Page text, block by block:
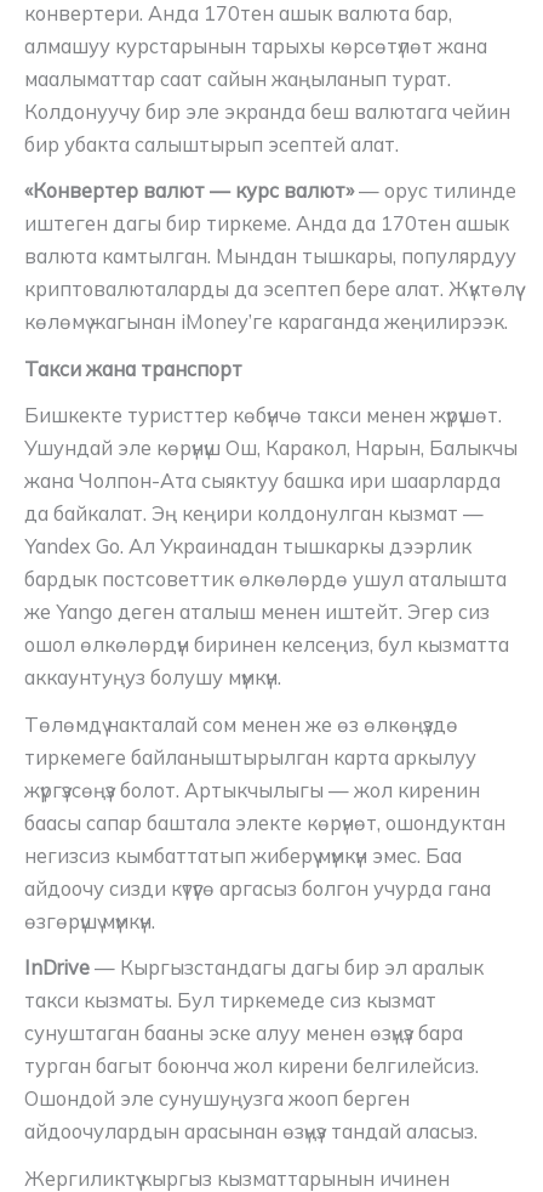
конвертери. Анда 170тен ашык валюта бар,
алмашуу курстарынын тарыхы көрсөтүлөт жана
маалыматтар саат сайын жаңыланып турат.
Колдонуучу бир эле экранда беш валютага чейин
бир убакта салыштырып эсептей алат.
«Конвертер валют — курс валют»— орус тилинде
иштеген дагы бир тиркеме. Анда да 170тен ашык
валюта камтылган. Мындан тышкары, популярдуу
криптовалюталарды да эсептеп бере алат. Жүктөлүү
көлөмү жагынан iMoney’ге караганда жеңилирээк.
Такси жана транспорт
Бишкекте туристтер көбүнчө такси менен жүрүшөт.
Ушундай эле көрүнүш Ош, Каракол, Нарын, Балыкчы
жана Чолпон-Ата сыяктуу башка ири шаарларда
да байкалат. Эң кеңири колдонулган кызмат —
Yandex Go. Ал Украинадан тышкаркы дээрлик
бардык постсоветтик өлкөлөрдө ушул аталышта
же Yango деген аталыш менен иштейт. Эгер сиз
ошол өлкөлөрдүн биринен келсеңиз, бул кызматта
аккаунтуңуз болушу мүмкүн.
Төлөмдү накталай сом менен же өз өлкөңүздө
тиркемеге байланыштырылган карта аркылуу
жүргүзсөңүз болот. Артыкчылыгы — жол киренин
баасы сапар баштала электе көрүнөт, ошондуктан
негизсиз кымбаттатып жиберүү мүмкүн эмес. Баа
айдоочу сизди күтүүгө аргасыз болгон учурда гана
өзгөрүшү мүмкүн.
InDrive — Кыргызстандагы дагы бир эл аралык
такси кызматы. Бул тиркемеде сиз кызмат
сунуштаган бааны эске алуу менен өзүңүз бара
турган багыт боюнча жол кирени белгилейсиз.
Ошондой эле сунушуңузга жооп берген
айдоочулардын арасынан өзүңүз тандай аласыз.
Жергиликтүү кыргыз кызматтарынын ичинен